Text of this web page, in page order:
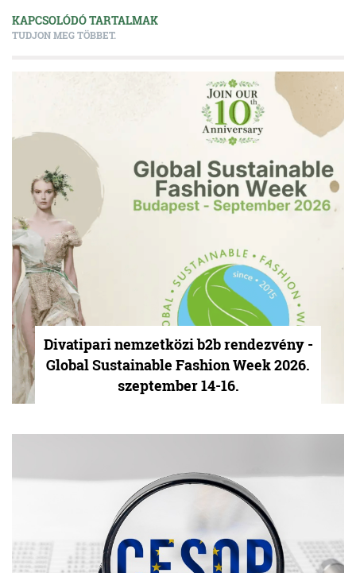
KAPCSOLÓDÓ TARTALMAK
TUDJON MEG TÖBBET.
Divatipari nemzetközi b2b rendezvény -
Global Sustainable Fashion Week 2026.
szeptember 14-16.